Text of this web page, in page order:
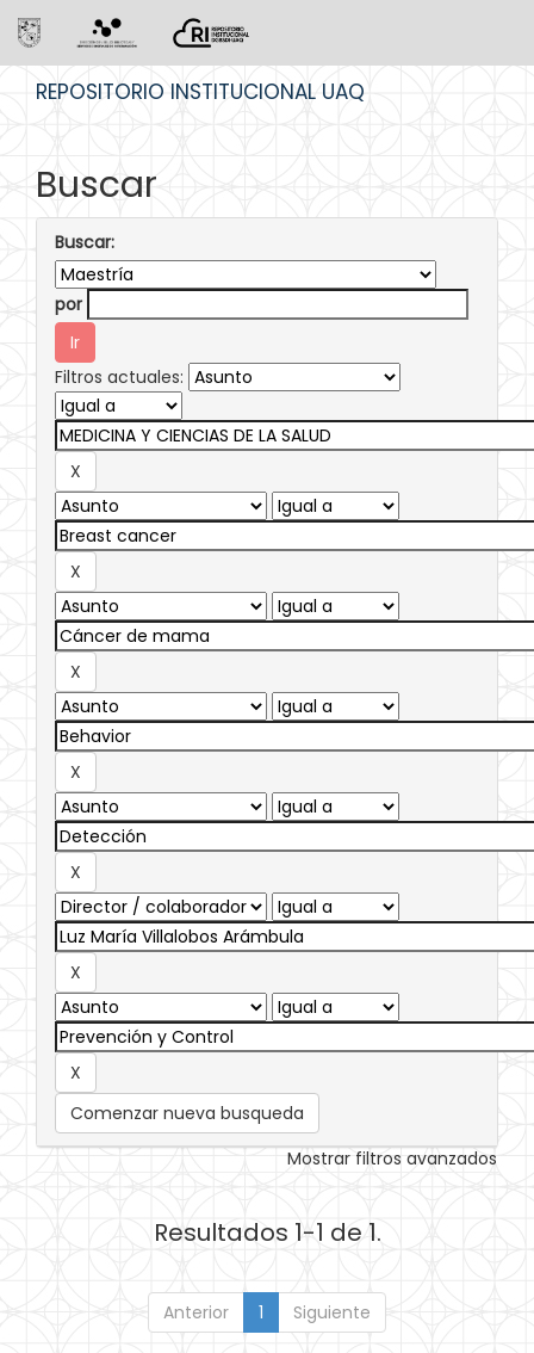
REPOSITORIO INSTITUCIONAL UAQ
Buscar
Buscar:
por
Filtros actuales:
Comenzar nueva busqueda
Mostrar filtros avanzados
Resultados 1-1 de 1.
Anterior 1 Siguiente